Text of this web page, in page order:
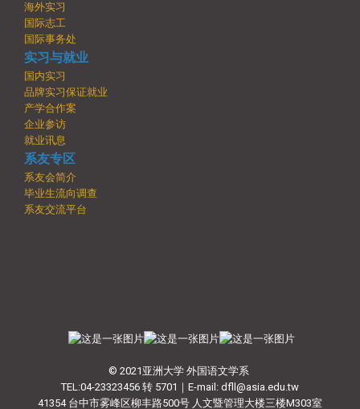
海外实习
国际志工
国际事务处
实习与就业
国内实习
品牌实习保证就业
产学合作案
企业参访
就业讯息
系友专区
系友会简介
毕业生流向调查
系友交流平台
© 2021亚洲大学 外国语文学系
TEL:04-23323456 转 5701｜E-mail: dfll@asia.edu.tw
41354 台中市雾峰区柳丰路500号 人文暨管理大楼三楼M303室